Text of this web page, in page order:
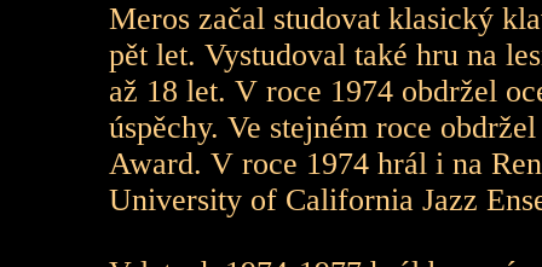
Meros začal studovat klasický
pět let. Vystudoval také hru na
až 18 let. V roce 1974 obdržel
úspěchy. Ve stejném roce
Award. V roce 1974 hrál i na
University of California Jazz